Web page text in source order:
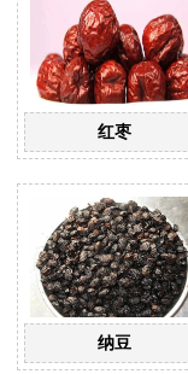
红枣
纳豆